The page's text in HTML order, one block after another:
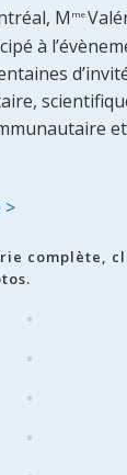
M me
à
et
>
complète,